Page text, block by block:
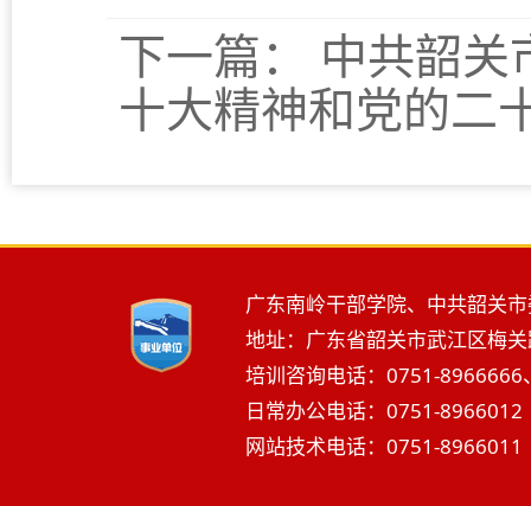
下一篇： 中共韶关
十大精神和党的二
广东南岭干部学院、中共韶关
地址：广东省韶关市武江区梅
培训咨询电话：0751-
日常办公电话：0751-
网站技术电话：0751-